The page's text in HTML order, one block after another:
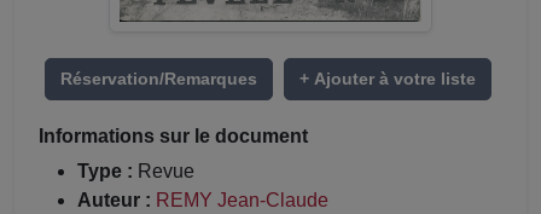
Réservation/Remarques + Ajouter à votre liste
Informations sur le document
Type : Revue
Auteur : REMY Jean-Claude